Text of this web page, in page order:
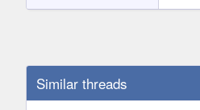
Similar threads